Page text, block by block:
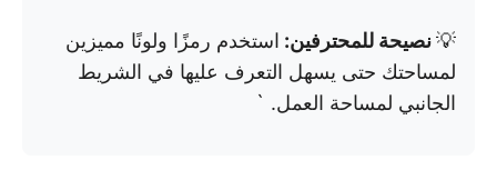
💡نصيحة للمحترفين: استخدم رمزًا ولونًا مميزين
لمساحتك حتى يسهل التعرف عليها في الشريط
الجانبي لمساحة العمل. `